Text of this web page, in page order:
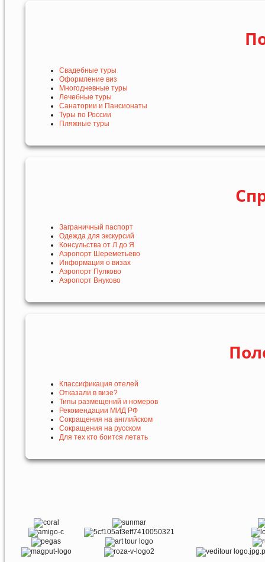
Свадебные туры
Оформление виз
Многодневные туры
Лечебные туры
Санатории и Пансионаты
Туры по России
Пляжные туры
Заграничный паспорт
Одежда для экскурсий
Консульства от Л до Я
Аэропорт Шереметьево
Информация о визах
Аэропорт Пулково
Аэропорт Внуково
Классификация отелей
Отказали в визе?
Типы размещений и номеров
Рекомендации МИД РФ
Сокращения на английском
Сокращения на русском
Для тех кто боится летать